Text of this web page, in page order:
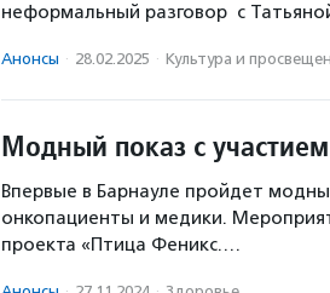
неформальный разговор с
Анонсы · 28.02.2025 · Культура и
Модный показ с
Впервые в Барнауле пройдет
онкопациенты и медики.
проекта «Птица Феникс.…